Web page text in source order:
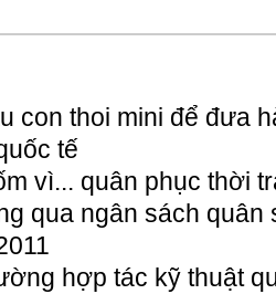
con thoi mini để đưa
tế
vì... quân phục thời
qua ngân sách quân
hợp tác kỹ thuật